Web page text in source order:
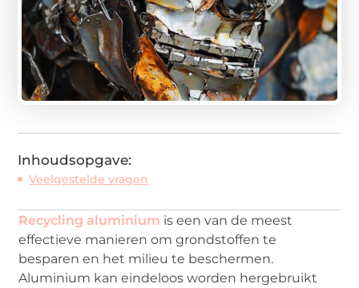
Inhoudsopgave:
Veelgestelde vragen
Recycling aluminium is een van de meest
effectieve manieren om grondstoffen te
besparen en het milieu te beschermen.
Aluminium kan eindeloos worden hergebruikt